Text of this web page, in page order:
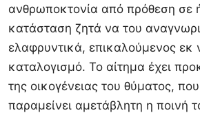
ανθρωποκτονία από πρόθεση σε
κατάσταση ζητά να του
ελαφρυντικά, επικαλούμενος εκ
καταλογισμό. Το αίτημα έχει
της οικογένειας του θύματος,
παραμείνει αμετάβλητη η ποινή